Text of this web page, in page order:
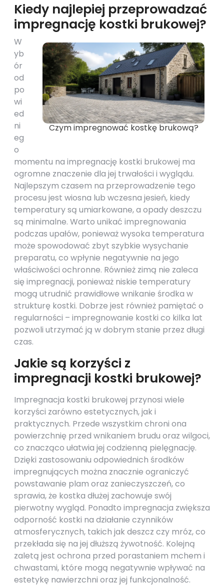
Kiedy najlepiej przeprowadzać
impregnację kostki brukowej?
Czym impregnować kostkę brukową?
W
yb
ór
od
po
wi
ed
ni
eg
o
momentu na impregnację kostki brukowej ma
ogromne znaczenie dla jej trwałości i wyglądu.
Najlepszym czasem na przeprowadzenie tego
procesu jest wiosna lub wczesna jesień, kiedy
temperatury są umiarkowane, a opady deszczu
są minimalne. Warto unikać impregnowania
podczas upałów, ponieważ wysoka temperatura
może spowodować zbyt szybkie wysychanie
preparatu, co wpłynie negatywnie na jego
właściwości ochronne. Również zimą nie zaleca
się impregnacji, ponieważ niskie temperatury
mogą utrudnić prawidłowe wnikanie środka w
strukturę kostki. Dobrze jest również pamiętać o
regularności – impregnowanie kostki co kilka lat
pozwoli utrzymać ją w dobrym stanie przez długi
czas.
Jakie są korzyści z
impregnacji kostki brukowej?
Impregnacja kostki brukowej przynosi wiele
korzyści zarówno estetycznych, jak i
praktycznych. Przede wszystkim chroni ona
powierzchnię przed wnikaniem brudu oraz wilgoci,
co znacząco ułatwia jej codzienną pielęgnację.
Dzięki zastosowaniu odpowiednich środków
impregnujących można znacznie ograniczyć
powstawanie plam oraz zanieczyszczeń, co
sprawia, że kostka dłużej zachowuje swój
pierwotny wygląd. Ponadto impregnacja zwiększa
odporność kostki na działanie czynników
atmosferycznych, takich jak deszcz czy mróz, co
przekłada się na jej dłuższą żywotność. Kolejną
zaletą jest ochrona przed porastaniem mchem i
chwastami, które mogą negatywnie wpływać na
estetykę nawierzchni oraz jej funkcjonalność.